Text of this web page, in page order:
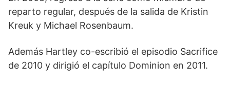
reparto regular, después de la salida de Kristin
Kreuk y Michael Rosenbaum.
Además​ Hartley co-escribió el episodio Sacrifice
de 2010 y dirigió el capítulo Dominion en 2011.